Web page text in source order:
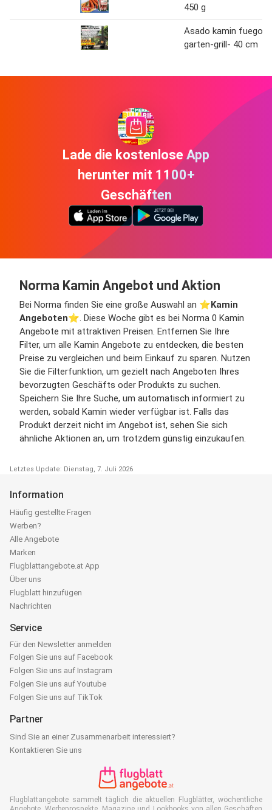
450 g
Asado kamin fuego
garten-grill- 40 cm
Lade die kostenlose App
herunter mit 1100+
Geschäften
Norma Kamin Angebot und Aktion
Bei Norma finden Sie eine große Auswahl an ⭐️Kamin
Angeboten⭐️. Diese Woche gibt es bei Norma 0 Kamin
Angebote mit attraktiven Preisen. Entfernen Sie Ihre
Filter, um alle Kamin Angebote zu entdecken, die besten
Preise zu vergleichen und beim Einkauf zu sparen. Nutzen
Sie die Filterfunktion, um gezielt nach Angeboten Ihres
bevorzugten Geschäfts oder Produkts zu suchen.
Speichern Sie Ihre Suche, um automatisch informiert zu
werden, sobald Kamin wieder verfügbar ist. Falls das
Produkt derzeit nicht im Angebot ist, sehen Sie sich
ähnliche Aktionen an, um trotzdem günstig einzukaufen.
Letztes Update: Dienstag, 7. Juli 2026
Information
Häufig gestellte Fragen
Werben?
Alle Angebote
Marken
Flugblattangebote.at App
Über uns
Flugblatt hinzufügen
Nachrichten
Service
Für den Newsletter anmelden
Folgen Sie uns auf Facebook
Folgen Sie uns auf Instagram
Folgen Sie uns auf Youtube
Folgen Sie uns auf TikTok
Partner
Sind Sie an einer Zusammenarbeit interessiert?
Kontaktieren Sie uns
Flugblattangebote sammelt täglich die aktuellen Flugblätter, wöchentliche